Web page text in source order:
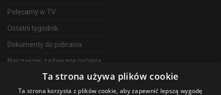
Polecamy w TV
Ostatni tygodnik
Dokumenty do pobrania
Najczęściej zadawane pytania
Telewizja Światłowodowa
Ta strona używa plików cookie
Ta strona korzysta z plików cookie, aby zapewnić lepszą wygodę